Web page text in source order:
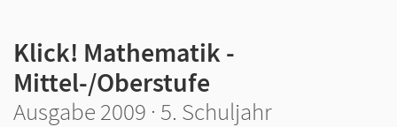
Klick! Mathematik -
Mittel-/Oberstufe
Ausgabe 2009 · 5. Schuljahr